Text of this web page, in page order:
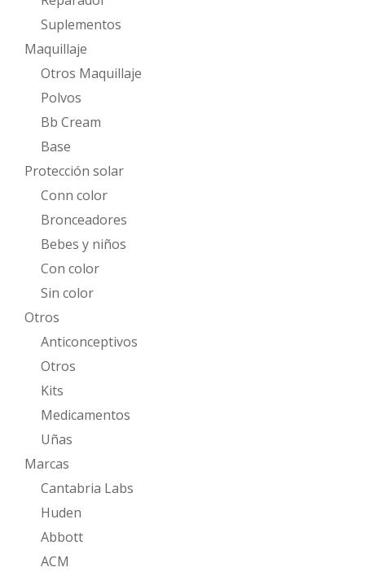
Suplementos
Maquillaje
Otros Maquillaje
Polvos
Bb Cream
Base
Protección solar
Conn color
Bronceadores
Bebes y niños
Con color
Sin color
Otros
Anticonceptivos
Otros
Kits
Medicamentos
Uñas
Marcas
Cantabria Labs
Huden
Abbott
ACM